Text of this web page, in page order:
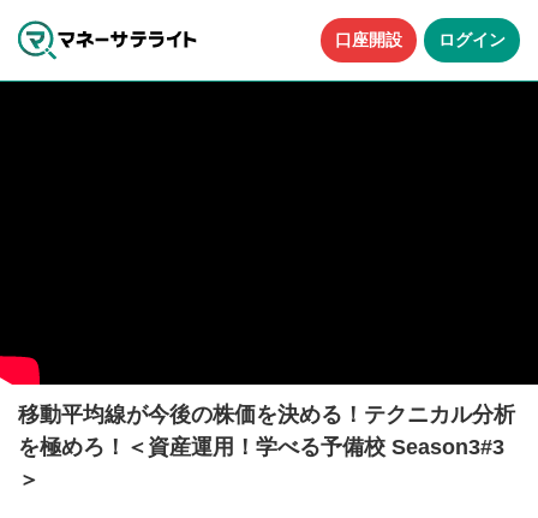
口座開設 ログイン
移動平均線が今後の株価を決める！テクニカル分析
を極めろ！＜資産運用！学べる予備校 Season3#3
＞